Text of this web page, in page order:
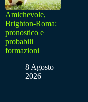
Amichevole,
Brighton-Roma:
pronostico e
probabili
formazioni
8 Agosto
2026